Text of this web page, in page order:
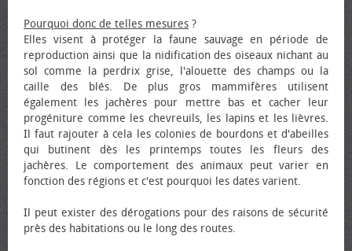
Pourquoi donc de telles mesures ?
Elles visent à protéger la faune sauvage en période de
reproduction ainsi que la nidification des oiseaux nichant au
sol comme la perdrix grise, l'alouette des champs ou la
caille des blés. De plus gros mammifères utilisent
également les jachères pour mettre bas et cacher leur
progéniture comme les chevreuils, les lapins et les lièvres.
Il faut rajouter à cela les colonies de bourdons et d'abeilles
qui butinent dès les printemps toutes les fleurs des
jachères. Le comportement des animaux peut varier en
fonction des régions et c'est pourquoi les dates varient.
Il peut exister des dérogations pour des raisons de sécurité
près des habitations ou le long des routes.